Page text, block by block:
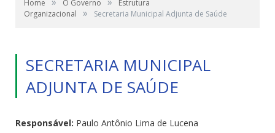
Home O Governo
Estrutura
Organizacional
» Secretaria Municipal Adjunta de Saúde
SECRETARIA MUNICIPAL
ADJUNTA DE SAÚDE
Responsável: Paulo Antônio Lima de Lucena